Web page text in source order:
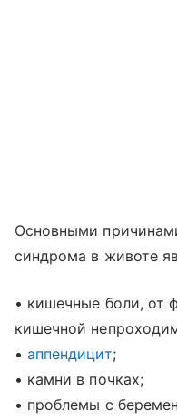
Основными
синдрома в животе
• кишечные боли, от
кишечной
•аппендицит;
• камни в почках;
• проблемы с